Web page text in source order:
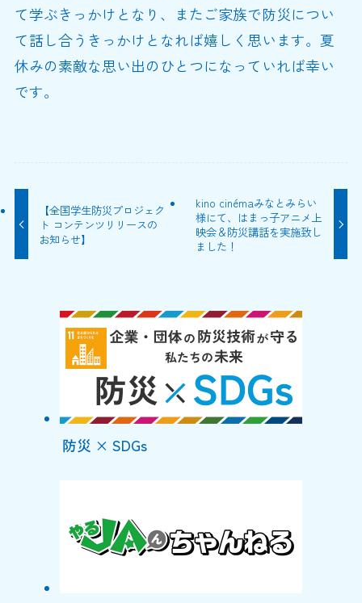
て学ぶきっかけとなり、またご家族で防災につい
て話し合うきっかけとなれば嬉しく思います。夏
休みの素敵な思い出のひとつになっていれば幸い
です。
【全国学生防災プロジェク
ト コンテンツリリースの
お知らせ】
kino cinémaみなとみらい
様にて、はまっ子アニメ上
映会＆防災講話を実施致し
ました！
防災 × SDGs